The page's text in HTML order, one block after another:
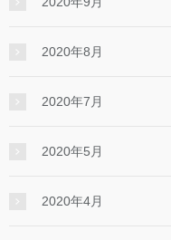
2020年8月
2020年7月
2020年5月
2020年4月